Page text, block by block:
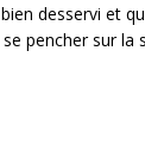
desservi et
pencher sur la